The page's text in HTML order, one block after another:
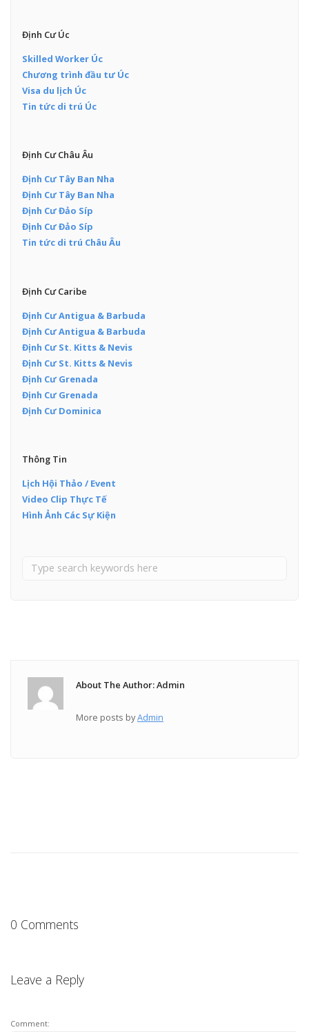
Định Cư Úc
Skilled Worker Úc
Chương trình đầu tư Úc
Visa du lịch Úc
Tin tức di trú Úc
Định Cư Châu Âu
Định Cư Tây Ban Nha
Định Cư Tây Ban Nha
Định Cư Đảo Síp
Định Cư Đảo Síp
Tin tức di trú Châu Âu
Định Cư Caribe
Định Cư Antigua & Barbuda
Định Cư Antigua & Barbuda
Định Cư St. Kitts & Nevis
Định Cư St. Kitts & Nevis
Định Cư Grenada
Định Cư Grenada
Định Cư Dominica
Thông Tin
Lịch Hội Thảo / Event
Video Clip Thực Tế
Hình Ảnh Các Sự Kiện
About The Author: Admin
More posts byAdmin
0 Comments
Leave a Reply
Comment: